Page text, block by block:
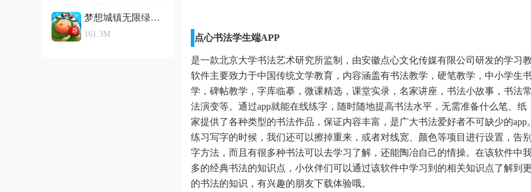
梦想城镇无限绿钞版
161.3M 点心书法学生端APP
是一款北京大学书法艺术研究所监制，由安徽点心文化传媒有限公司研发的学习
软件主要致力于中国传统文学教育，内容涵盖有书法教学，硬笔教学，中小学生
学，碑帖教学，字库临摹，微课精选，课堂实录，名家讲座，书法小故事，书法
法演变等。通过app就能在线练字，随时随地提高书法水平，无需准备什么笔、纸
家提供了各种类型的书法作品，保证内容丰富，是广大书法爱好者不可缺少的app
练习写字的时候，我们还可以擦掉重来，或者对线宽、颜色等项目进行设置，告
字方法，而且有很多种书法可以去学习了解，还能陶冶自己的情操。在该软件中
多的经典书法的知识点，小伙伴们可以通过该软件中学习到的相关知识点了解到
的书法的知识，有兴趣的朋友下载体验哦。